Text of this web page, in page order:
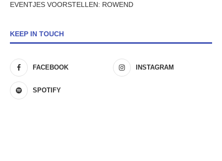
EVENTJES VOORSTELLEN: ROWEND
KEEP IN TOUCH
FACEBOOK INSTAGRAM
SPOTIFY